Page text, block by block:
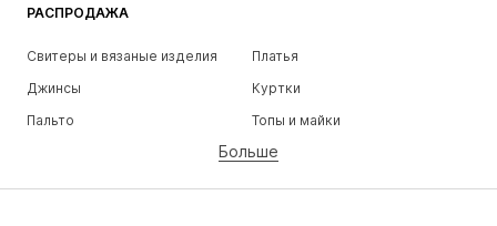
РАСПРОДАЖА
Свитеры и вязаные изделия
Платья
Джинсы
Куртки
Пальто
Топы и майки
Белье
Юбки
Блузки и туники
Больше